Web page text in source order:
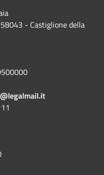
- Castiglione della